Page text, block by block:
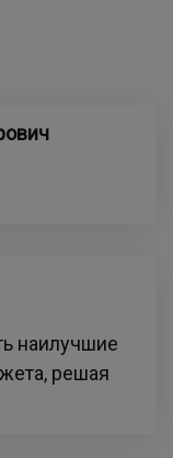
наилучшие
решая